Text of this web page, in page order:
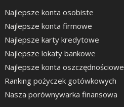
Najlepsze konta osobiste
Najlepsze konta firmowe
Najlepsze karty kredytowe
Najlepsze lokaty bankowe
Najlepsze konta oszczędnościowe
Ranking pożyczek gotówkowych
Nasza porównywarka finansowa